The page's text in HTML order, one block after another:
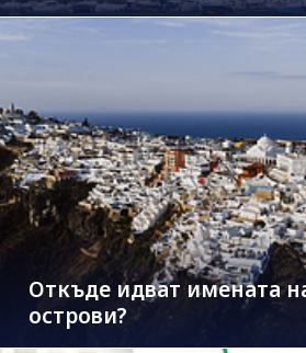
Откъде идват имената
острови?